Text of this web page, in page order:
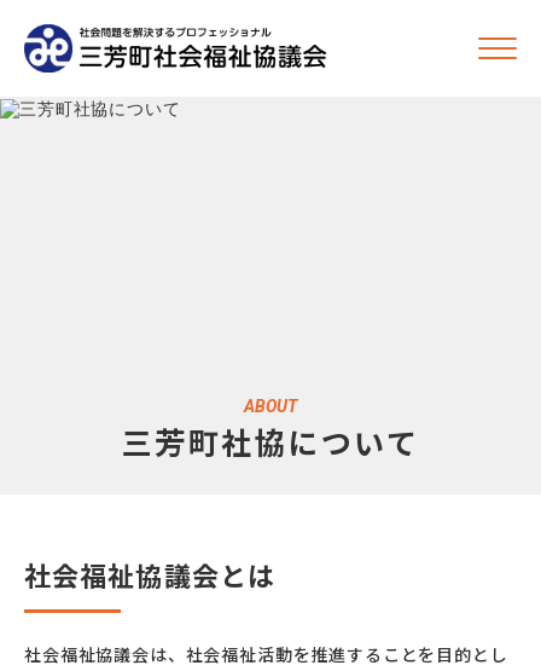
ABOUT
三芳町社協について
社会福祉協議会とは
社会福祉協議会は、社会福祉活動を推進することを目的とし